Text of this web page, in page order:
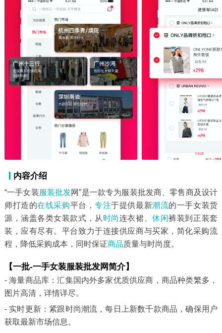
内容介绍
“一手女装服装批发网”是一款专为服装批发商、零售商及设计
师打造的在线采购平台，专注于提供最新潮流的一手女装货
源，涵盖各类女装款式，从 时尚连衣裙、休闲裤装到正装套
装，应有尽有。平台致力于连接供应商与买家，简化采购流
程，降低采购成本，同时保证商品质量与时尚度。
【一批-一手女装服装批发网简介】
- 海量商品库：汇集国内外多家优质供应商，商品种类繁多，
图片高清，详情详尽。
- 实时更新：紧跟时尚潮流，每日上新数千款商品，确保用户
获取最新市场信息。